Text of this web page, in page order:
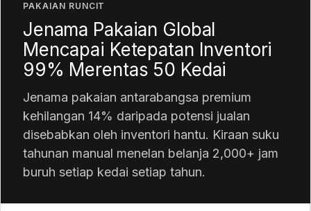
PAKAIAN RUNCIT
Jenama Pakaian Global
Mencapai Ketepatan Inventori
99% Merentas 50 Kedai
Jenama pakaian antarabangsa premium
kehilangan 14% daripada potensi jualan
disebabkan oleh inventori hantu. Kiraan suku
tahunan manual menelan belanja 2,000+ jam
buruh setiap kedai setiap tahun.